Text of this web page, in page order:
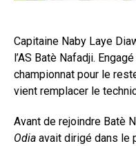
Capitaine Naby Laye
l’AS Batè Nafadji.
championnat pour le
vient remplacer le
Avant de rejoindre Batè
Odia avait dirigé dans le